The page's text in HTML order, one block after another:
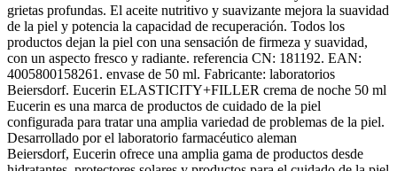
grietas profundas. El aceite nutritivo y suavizante mejora la suavidad
de la piel y potencia la capacidad de recuperación. Todos los
productos dejan la piel con una sensación de firmeza y suavidad,
con un aspecto fresco y radiante. referencia CN: 181192. EAN:
4005800158261. envase de 50 ml. Fabricante: laboratorios
Beiersdorf. Eucerin ELASTICITY+FILLER crema de noche 50 ml
Eucerin es una marca de productos de cuidado de la piel
configurada para tratar una amplia variedad de problemas de la piel.
Desarrollado por el laboratorio farmacéutico aleman
Beiersdorf, Eucerin ofrece una amplia gama de productos desde